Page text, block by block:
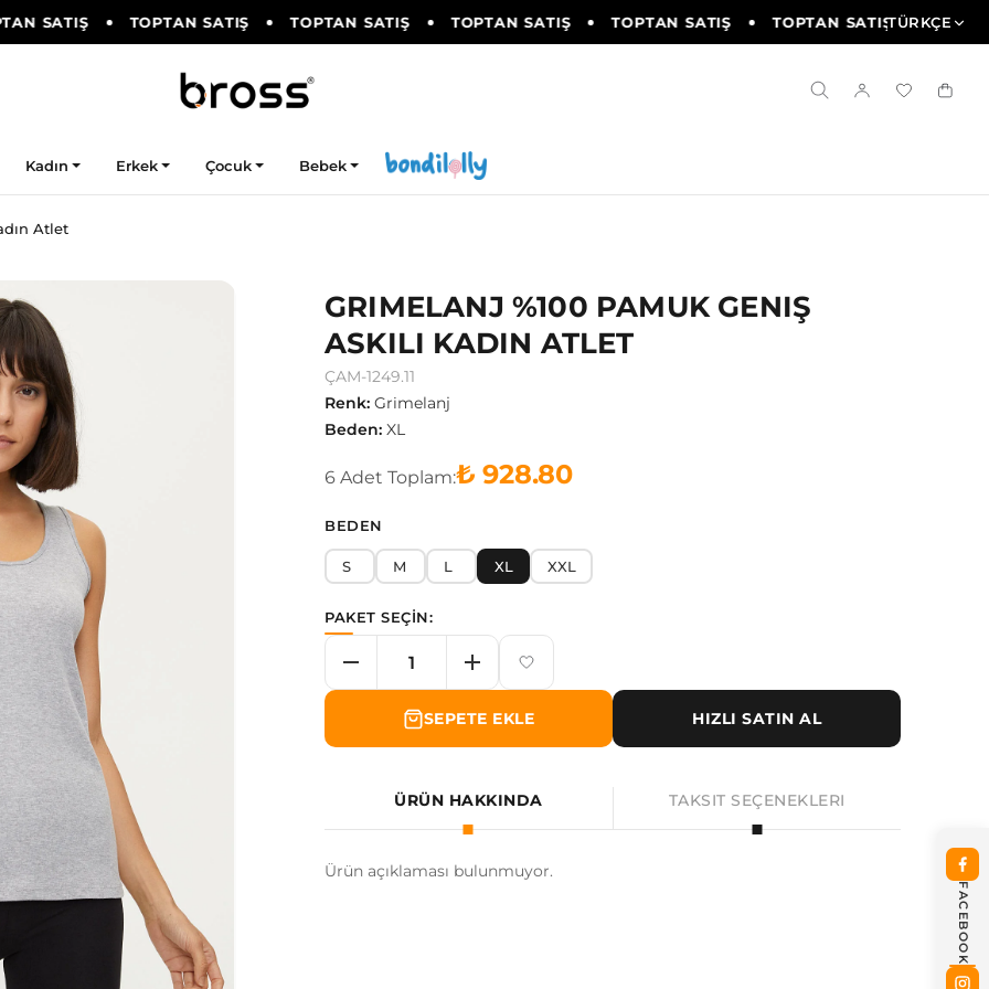
SATIŞ TOPTAN SATIŞ TOPTAN SATIŞ TOPTAN SATIŞ TOPTAN SATIŞ TOPTAN SATIŞ TOPTAN
TÜRKÇE
Kadın Erkek Çocuk Bebek
Atlet
GRIMELANJ %100 PAMUK GENIŞ
ASKILI KADIN ATLET
ÇAM-1249.11
Renk: Grimelanj
Beden: XL
6 Adet Toplam:₺ 928.80
BEDEN
S M L XL XXL
PAKET SEÇİN:
SEPETE EKLE HIZLI SATIN AL
ÜRÜN HAKKINDA TAKSIT SEÇENEKLERI
Ürün açıklaması bulunmuyor.
FACEBOOK